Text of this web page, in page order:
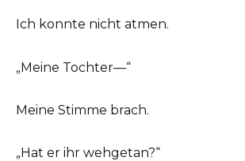
Ich konnte nicht atmen.
„Meine Tochter—“
Meine Stimme brach.
„Hat er ihr wehgetan?“